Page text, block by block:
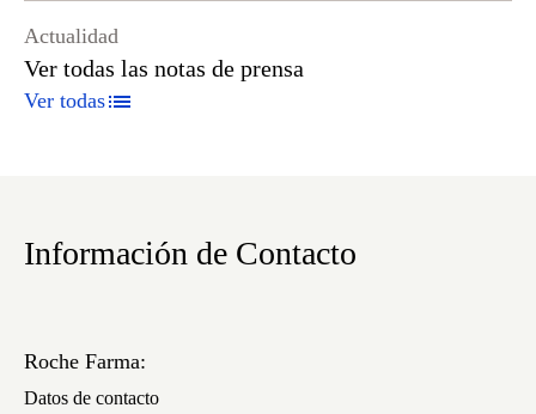
Actualidad
Ver todas las notas de prensa
Ver todas
Información de Contacto
Roche Farma:
Datos de contacto